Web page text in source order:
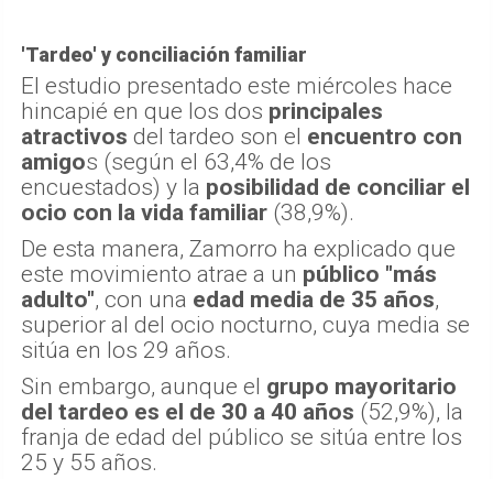
'Tardeo' y conciliación familiar
El estudio presentado este miércoles hace
hincapié en que los dos principales
atractivos del tardeo son el encuentro con
amigos (según el 63,4% de los
encuestados) y la posibilidad de conciliar el
ocio con la vida familiar (38,9%).
De esta manera, Zamorro ha explicado que
este movimiento atrae a un público "más
adulto", con una edad media de 35 años,
superior al del ocio nocturno, cuya media se
sitúa en los 29 años.
Sin embargo, aunque el grupo mayoritario
del tardeo es el de 30 a 40 años (52,9%), la
franja de edad del público se sitúa entre los
25 y 55 años.